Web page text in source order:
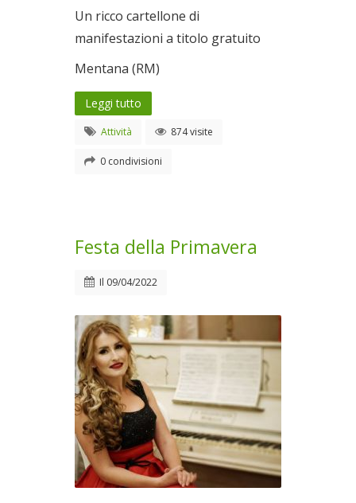
Un ricco cartellone di
manifestazioni a titolo gratuito
Mentana (RM)
Leggi tutto
Attività 874 visite
0 condivisioni
Festa della Primavera
Il 09/04/2022